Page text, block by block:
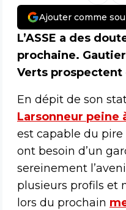
Ajouter comme
L’ASSE a des
prochaine.
Verts prospectent
En dépit de son
Larsonneur peine
est capable du
ont besoin d’un
sereinement
plusieurs profils et
lors du prochain